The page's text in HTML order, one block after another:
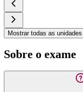
Mostrar todas as unidades
Sobre o exame